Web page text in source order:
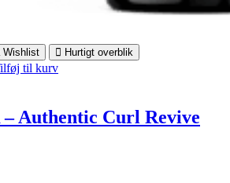
Wishlist
Hurtigt overblik
til kurv
Authentic Curl Revive